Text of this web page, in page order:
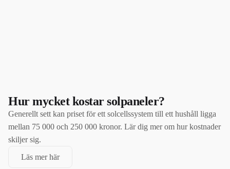
Hur mycket kostar solpaneler?
Generellt sett kan priset för ett solcellssystem till ett hushåll ligga
mellan 75 000 och 250 000 kronor. Lär dig mer om hur kostnader
skiljer sig.
Läs mer här